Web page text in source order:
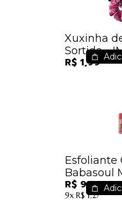
Xuxinha
Sortida -
R$ 1,99
Esfoliante
Babasoul
R$ 9,01
9x R$ 1,27